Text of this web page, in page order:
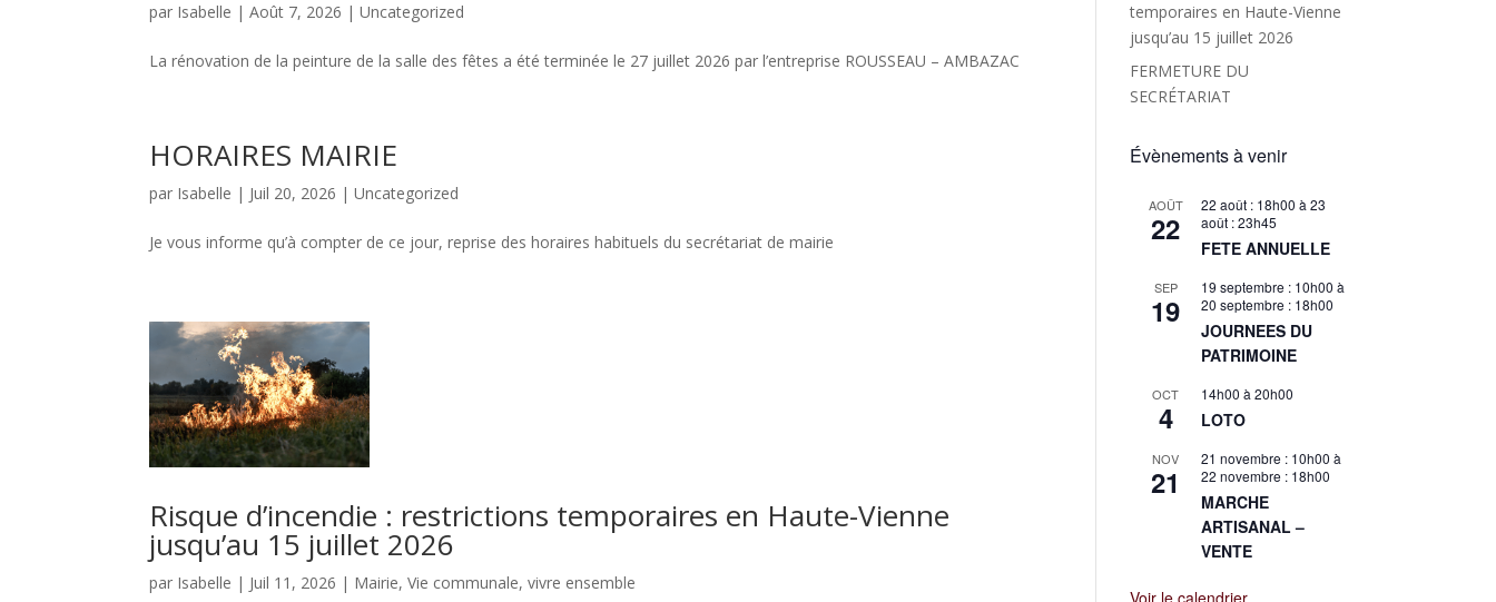
par Isabelle |Août 7, 2026 |Uncategorized
La rénovation de la peinture de la salle des fêtes a été terminée le 27 juillet 2026 par l’entreprise ROUSSEAU – AMBAZAC
HORAIRES MAIRIE
par Isabelle | Juil 20, 2026 |Uncategorized
Je vous informe qu’à compter de ce jour, reprise des horaires habituels du secrétariat de mairie
Risque d’incendie : restrictions temporaires en Haute-Vienne
jusqu’au 15 juillet 2026
par Isabelle | Juil 11, 2026 | Mairie,Vie communale,vivre ensemble
temporaires en Haute-Vienne
jusqu’au 15 juillet 2026
FERMETURE DU
SECRÉTARIAT
Évènements à venir
AOÛT
22
22 août : 18h00 à23
août : 23h45
FETE ANNUELLE
SEP
19
19 septembre : 10h00 à
20 septembre : 18h00
JOURNEES DU
PATRIMOINE
OCT
4
14h00 à20h00
LOTO
NOV
21
21 novembre : 10h00 à
22 novembre : 18h00
MARCHE
ARTISANAL –
VENTE
Voir le calendrier